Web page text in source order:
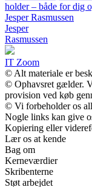
holder – både for dig
Jesper Rasmussen
Jesper
Rasmussen
IT Zoom
© Alt materiale er
© Ophavsret gælder.
provision ved køb
© Vi forbeholder os
Nogle links kan give
Kopiering eller
Lær os at kende
Bag om
Kerneværdier
Skribenterne
Støt arbejdet